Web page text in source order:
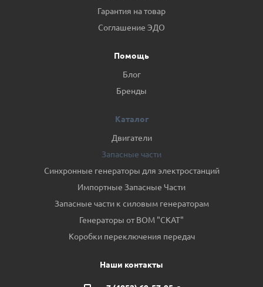
Гарантия на товар
Соглашение ЭДО
Помощь
Блог
Бренды
Каталог
Двигатели
Запасные части
Синхронные генераторы для электростанций
Импортные Запасные Части
Запасные части к силовым генераторам
Генераторы от ВОМ "СКАТ"
Коробки переключения передач
Наши контакты